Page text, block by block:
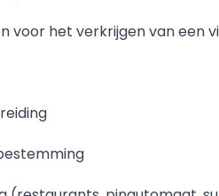
voor het verkrijgen van een